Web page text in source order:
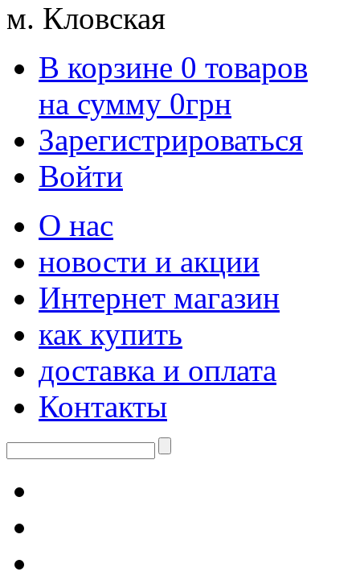
м. Кловская
В корзине 0 товаров
на сумму 0грн
Зарегистрироваться
Войти
О нас
новости и акции
Интернет магазин
как купить
доставка и оплата
Контакты